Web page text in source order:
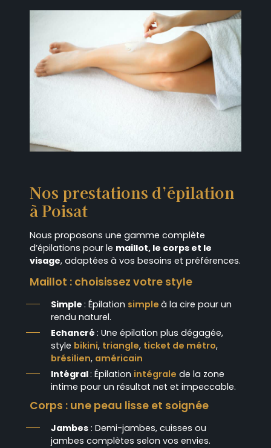
Nos prestations d’épilation
à Poisat
Nous proposons une gamme complète
d’épilations pour le maillot, le corps et le
visage, adaptées à vos besoins et préférences.
Maillot : choisissez votre style
Simple : Épilation simple à la cire pour un
rendu naturel.
Echancré : Une épilation plus dégagée,
style bikini, triangle, ticket de métro,
brésilien, américain
Intégral: Épilation intégrale de la zone
intime pour un résultat net et impeccable.
Corps : une peau lisse et soignée
Jambes : Demi-jambes, cuisses ou
jambes complètes selon vos envies.